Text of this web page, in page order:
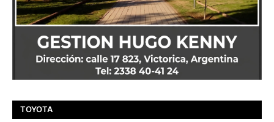
TOYOTA